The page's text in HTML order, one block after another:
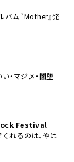
ム『Mother』発
・マジメ・闇堕
Festival
くれるのは、やは